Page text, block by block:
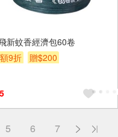
新蚊香經濟包60卷
9折
贈$200
5 6 7